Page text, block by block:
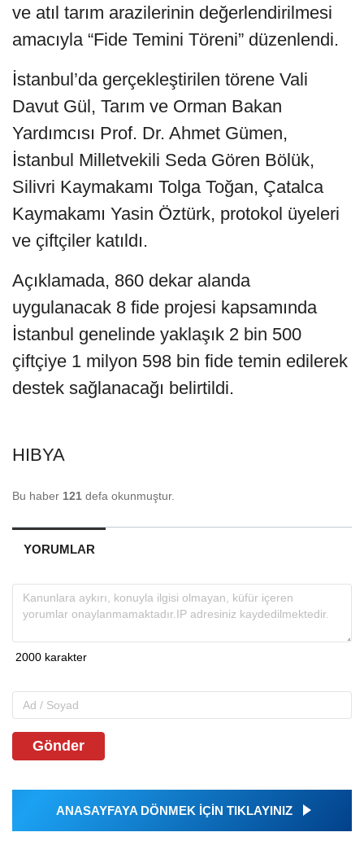
ve atıl tarım arazilerinin değerlendirilmesi
amacıyla “Fide Temini Töreni” düzenlendi.
İstanbul’da gerçekleştirilen törene Vali
Davut Gül, Tarım ve Orman Bakan
Yardımcısı Prof. Dr. Ahmet Gümen,
İstanbul Milletvekili Seda Gören Bölük,
Silivri Kaymakamı Tolga Toğan, Çatalca
Kaymakamı Yasin Öztürk, protokol üyeleri
ve çiftçiler katıldı.
Açıklamada, 860 dekar alanda
uygulanacak 8 fide projesi kapsamında
İstanbul genelinde yaklaşık 2 bin 500
çiftçiye 1 milyon 598 bin fide temin edilerek
destek sağlanacağı belirtildi.
HIBYA
Bu haber 121 defa okunmuştur.
YORUMLAR
Gönder
ANASAYFAYA DÖNMEK İÇİN TIKLAYINIZ